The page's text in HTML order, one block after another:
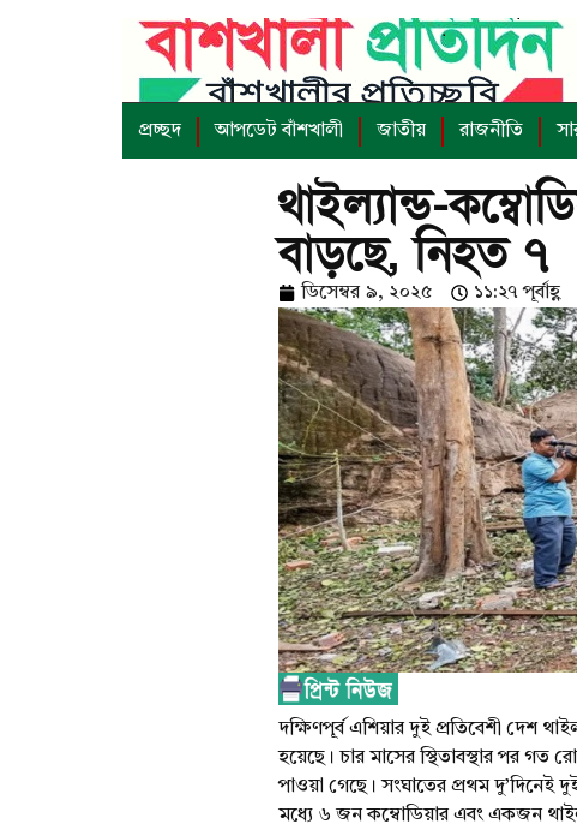
প্রচ্ছদ আপডেট বাঁশখালী জাতীয় রাজনীতি
থাইল্যান্ড-
বাড়ছে, নিহত ৭
ডিসেম্বর ৯, ২০২৫ ১১:২৭ পূর্বাহ্ণ
দক্ষিণপূর্ব এশিয়ার দুই প্রতিবেশী দেশ
হয়েছে। চার মাসের স্থিতাবস্থার পর গত
পাওয়া গেছে। সংঘাতের প্রথম দু’দিনেই
মধ্যে ৬ জন কম্বোডিয়ার এবং একজন